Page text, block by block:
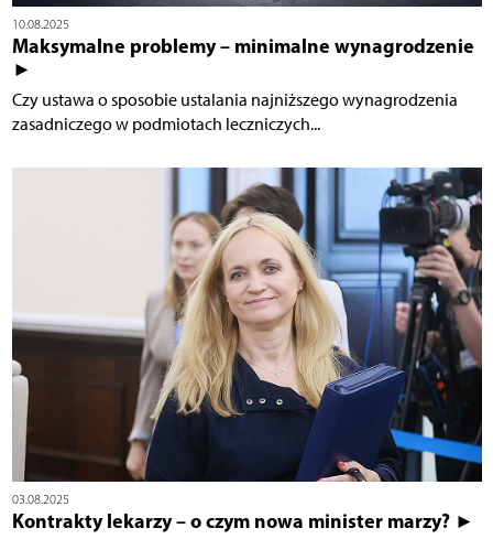
10.08.2025
Maksymalne problemy – minimalne wynagrodzenie
►
Czy ustawa o sposobie ustalania najniższego wynagrodzenia
zasadniczego w podmiotach leczniczych...
03.08.2025
Kontrakty lekarzy – o czym nowa minister marzy? ►